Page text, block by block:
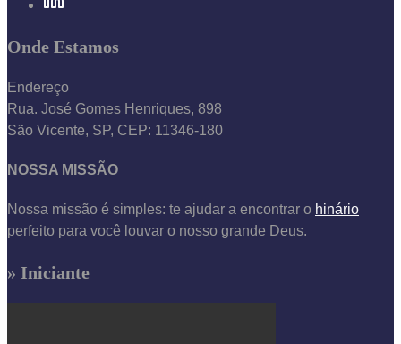
Onde Estamos
Endereço
Rua. José Gomes Henriques, 898
São Vicente, SP, CEP: 11346-180
NOSSA MISSÃO
Nossa missão é simples: te ajudar a encontrar o hinário
perfeito para você louvar o nosso grande Deus.
» Iniciante